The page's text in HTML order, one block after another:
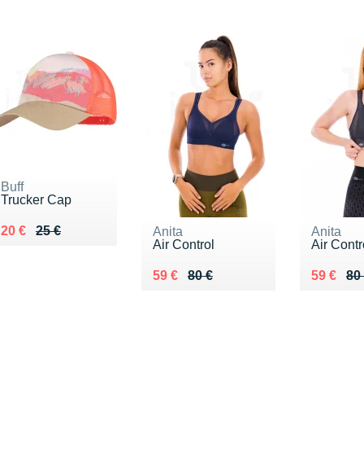
Buff
Trucker Cap
25 €
Au lieu de 25 €
20 €
Vendu 20 €
Anita
Air Control
80 €
Au lieu de 80 €
59 €
Vendu 59 €
Anita
Air
80
Au lieu
59 €
Vendu